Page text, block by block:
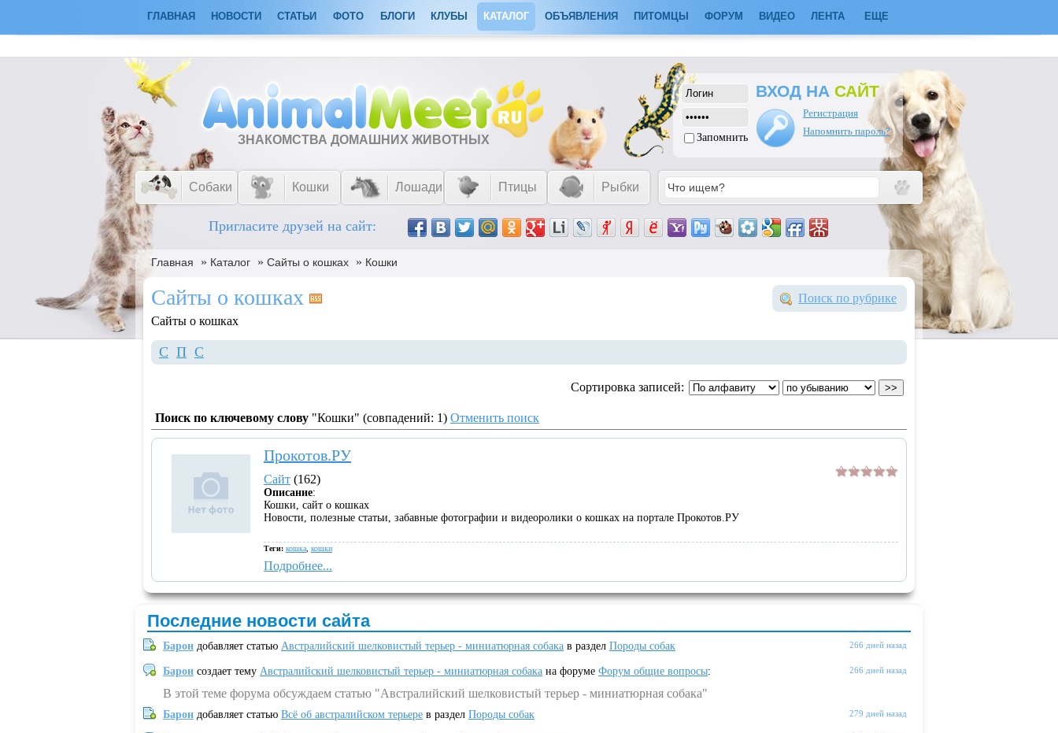
ГЛАВНАЯ НОВОСТИ СТАТЬИ ФОТО БЛОГИ КЛУБЫ КАТАЛОГ ОБЪЯВЛЕНИЯ ПИТОМЦЫ ФОРУМ ВИДЕО ЛЕНТА ЕЩЕ
ЗНАКОМСТВА ДОМАШНИХ ЖИВОТНЫХ Запомнить
ВХОД НА САЙТ
Регистрация
Напомнить пароль?
Собаки Кошки Лошади Птицы Рыбки
Пригласите друзей на сайт:
Главная » Каталог » Сайты о кошках » Кошки
Поиск по рубрике
Сайты о кошках
Сайты о кошках
C П С
Сортировка записей:
Поиск по ключевому слову "Кошки" (совпадений: 1) Отменить поиск
Прокотов.РУ
Сайт (162)
Описание:
Кошки, сайт о кошках
Новости, полезные статьи, забавные фотографии и видеоролики о кошках на портале Прокотов.РУ
Теги: кошка кошки
Подробнее...
Последние новости сайта
266 дней назад
Барон добавляет статью Австралийский шелковистый терьер - миниатюрная собака в раздел Породы собак
266 дней назад
Барон создает тему Австралийский шелковистый терьер - миниатюрная собака на форуме Форум общие вопросы:
В этой теме форума обсуждаем статью "Австралийский шелковистый терьер - миниатюрная собака"
279 дней назад
Барон добавляет статью Всё об австралийском терьере в раздел Породы собак